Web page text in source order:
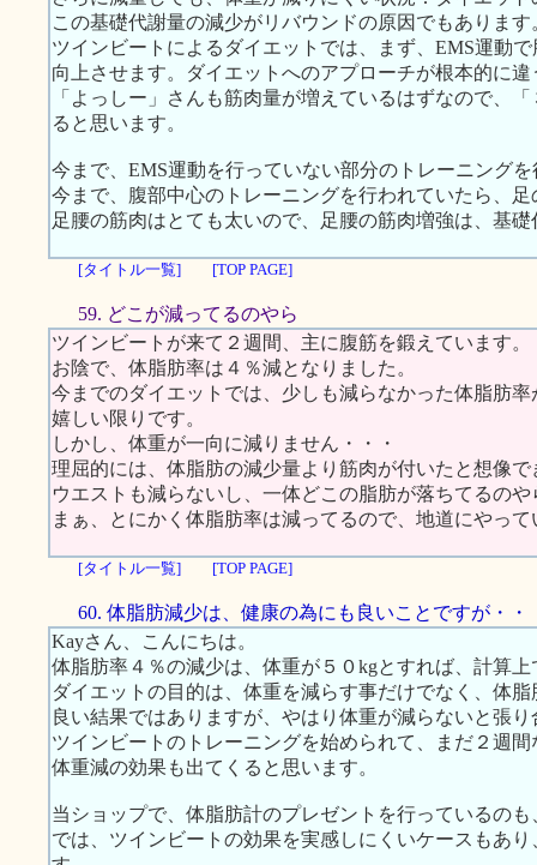
この基礎代謝量の減少がリバウンドの原因でもあります
ツインビートによるダイエットでは、まず、EMS運動
向上させます。ダイエットへのアプローチが根本的に違
「よっしー」さんも筋肉量が増えているはずなので、
ると思います。
今まで、EMS運動を行っていない部分のトレーニング
今まで、腹部中心のトレーニングを行われていたら、
足腰の筋肉はとても太いので、足腰の筋肉増強は、基
[タイトル一覧] [TOP PAGE]
59. どこが減ってるのやら
ツインビートが来て２週間、主に腹筋を鍛えています。
お陰で、体脂肪率は４％減となりました。
今までのダイエットでは、少しも減らなかった体脂肪率
嬉しい限りです。
しかし、体重が一向に減りません・・・
理屈的には、体脂肪の減少量より筋肉が付いたと想像
ウエストも減らないし、一体どこの脂肪が落ちてるのや
まぁ、とにかく体脂肪率は減ってるので、地道にやっ
[タイトル一覧] [TOP PAGE]
60. 体脂肪減少は、健康の為にも良いことですが・・
Kayさん、こんにちは。
体脂肪率４％の減少は、体重が５０kgとすれば、計算
ダイエットの目的は、体重を減らす事だけでなく、体
良い結果ではありますが、やはり体重が減らないと張
ツインビートのトレーニングを始められて、まだ２週
体重減の効果も出てくると思います。
当ショップで、体脂肪計のプレゼントを行っているの
では、ツインビートの効果を実感しにくいケースもあ